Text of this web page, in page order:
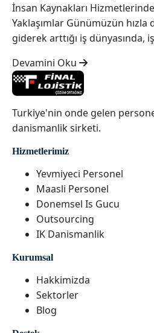
İnsan Kaynakları
Yaklaşımlar Günümüzün
giderek arttığı iş dünyasında,
Devamini Oku
Turkiye'nin onde gelen
danismanlik sirketi.
Hizmetlerimiz
Yevmiyeci Personel
Maasli Personel
Donemsel Is Gucu
Outsourcing
IK Danismanlik
Kurumsal
Hakkimizda
Sektorler
Blog